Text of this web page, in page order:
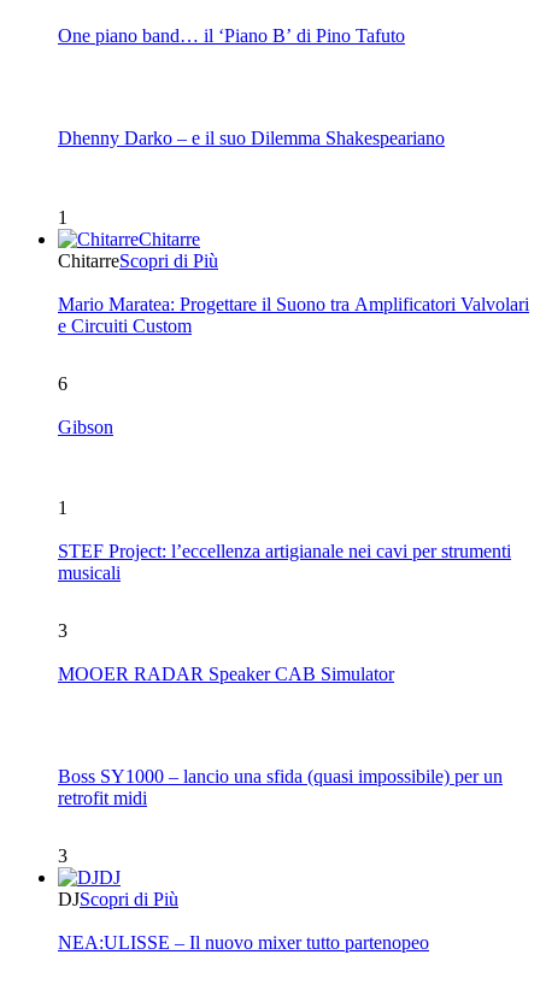
One piano band… il ‘Piano B’ di Pino Tafuto
Dhenny Darko – e il suo Dilemma Shakespeariano
1
Chitarre
ChitarreScopri di Più
Mario Maratea: Progettare il Suono tra Amplificatori Valvolari
e Circuiti Custom
6
Gibson
1
STEF Project: l’eccellenza artigianale nei cavi per strumenti
musicali
3
MOOER RADAR Speaker CAB Simulator
Boss SY1000 – lancio una sfida (quasi impossibile) per un
retrofit midi
3
DJ
DJScopri di Più
NEA:ULISSE – Il nuovo mixer tutto partenopeo